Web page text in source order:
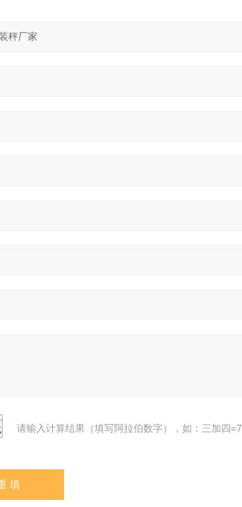
请输入计算结果（填写阿拉伯数字），如：三加四=7